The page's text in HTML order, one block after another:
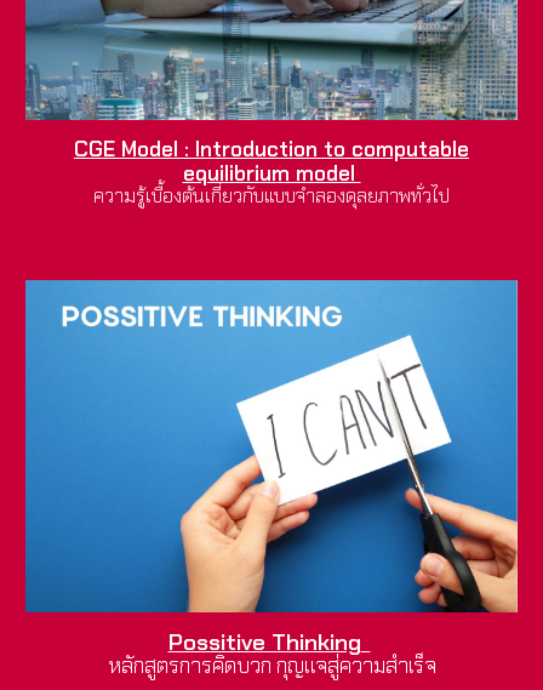
CGE Model : Introduction to computable
equilibrium model
ความรู้เบื้องต้นเกี่ยวกับแบบจำลองดุลยภาพทั่วไป
Possitive Thinking
หลักสูตรการคิดบวก กุญแจสู่ความสำเร็จ